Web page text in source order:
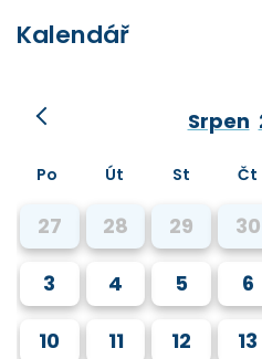
Kalendář
Srpen
Po Út St Čt
27 28 29 30
3 4 5 6
10 11 12 13